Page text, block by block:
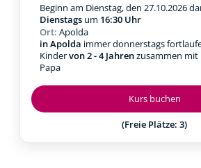
Kurs buchen
(Freie Plätze: 3)
Beginn am Dienstag, den 27.10.2026
Dienstags um 16:30 Uhr
Ort: Apolda
in Apolda immer donnerstags
Kindervon 2 - 4 Jahrenzusammen mit
Papa